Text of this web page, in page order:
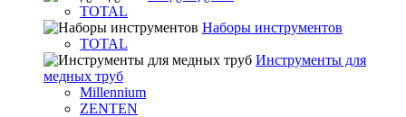
TOTAL
Наборы инструментов
TOTAL
Инструменты для
медных труб
Millennium
ZENTEN